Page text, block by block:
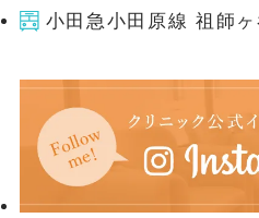
小田急小田原線 祖師